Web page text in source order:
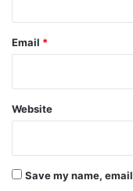
Email *
Website
Save my name,